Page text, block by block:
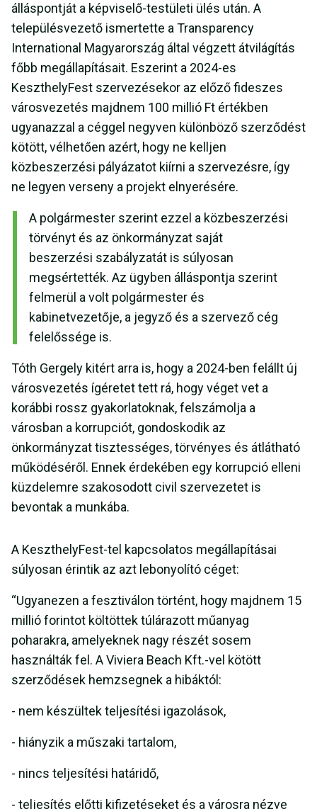
álláspontját a képviselő-testületi ülés után. A
településvezető ismertette a Transparency
International Magyarország által végzett átvilágítás
főbb megállapításait. Eszerint a 2024-es
KeszthelyFest szervezésekor az előző fideszes
városvezetés majdnem 100 millió Ft értékben
ugyanazzal a céggel negyven különböző szerződést
kötött, vélhetően azért, hogy ne kelljen
közbeszerzési pályázatot kiírni a szervezésre, így
ne legyen verseny a projekt elnyerésére.
A polgármester szerint ezzel a közbeszerzési
törvényt és az önkormányzat saját
beszerzési szabályzatát is súlyosan
megsértették. Az ügyben álláspontja szerint
felmerül a volt polgármester és
kabinetvezetője, a jegyző és a szervező cég
felelőssége is.
Tóth Gergely kitért arra is, hogy a 2024-ben felállt új
városvezetés ígéretet tett rá, hogy véget vet a
korábbi rossz gyakorlatoknak, felszámolja a
városban a korrupciót, gondoskodik az
önkormányzat tisztességes, törvényes és átlátható
működéséről. Ennek érdekében egy korrupció elleni
küzdelemre szakosodott civil szervezetet is
bevontak a munkába.
A KeszthelyFest-tel kapcsolatos megállapításai
súlyosan érintik az azt lebonyolító céget:
“Ugyanezen a fesztiválon történt, hogy majdnem 15
millió forintot költöttek túlárazott műanyag
poharakra, amelyeknek nagy részét sosem
használták fel. A Viviera Beach Kft.-vel kötött
szerződések hemzsegnek a hibáktól:
- nem készültek teljesítési igazolások,
- hiányzik a műszaki tartalom,
- nincs teljesítési határidő,
- teljesítés előtti kifizetéseket és a városra nézve